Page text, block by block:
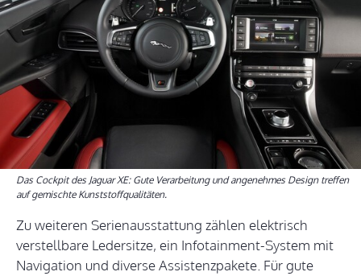
Das Cockpit des Jaguar XE: Gute Verarbeitung und angenehmes Design treffen
auf gemischte Kunststoffqualitäten.
Zu weiteren Serienausstattung zählen elektrisch
verstellbare Ledersitze, ein Infotainment-System mit
Navigation und diverse Assistenzpakete. Für gute